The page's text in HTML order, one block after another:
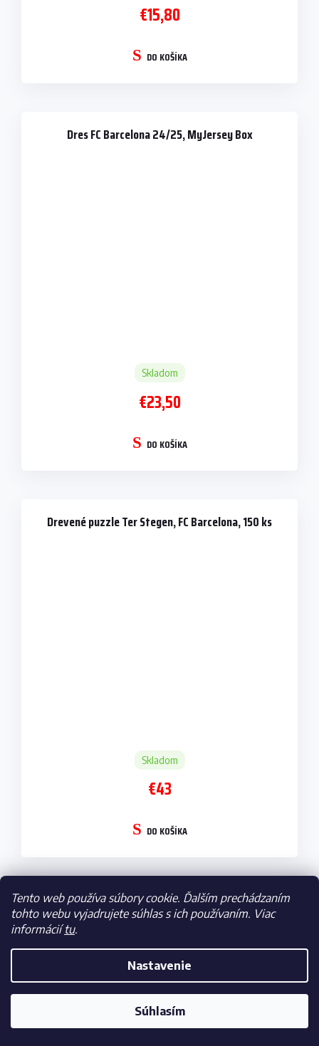
Tento web používa súbory cookie. Ďalším prechádzaním
tohto webu vyjadrujete súhlas s ich používaním. Viac
informáciítu.
Nastavenie
Súhlasím
€15,80
DO KOŠÍKA
Dres FC Barcelona 24/25, MyJersey Box
Skladom
€23,50
DO KOŠÍKA
Drevené puzzle Ter Stegen, FC Barcelona, 150 ks
Skladom
€43
DO KOŠÍKA
Drevené puzzle Robert Lewandowski, FC Barcelona,
NOVINKA